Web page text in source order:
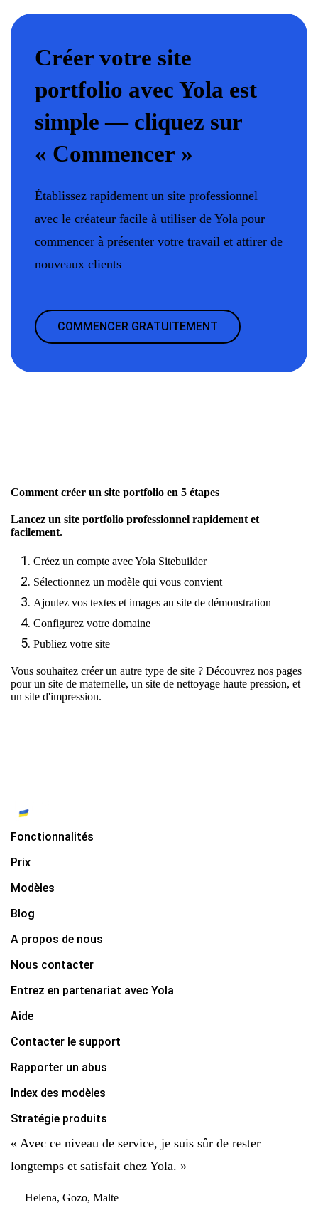
Créer votre site
portfolio avec Yola est
simple — cliquez sur
« Commencer »
Établissez rapidement un site professionnel
avec le créateur facile à utiliser de Yola pour
commencer à présenter votre travail et attirer de
nouveaux clients
COMMENCER GRATUITEMENT
Comment créer un site portfolio en 5 étapes
Lancez un site portfolio professionnel rapidement et
facilement.
Créez un compte avec Yola Sitebuilder
Sélectionnez un modèle qui vous convient
Ajoutez vos textes et images au site de démonstration
Configurez votre domaine
Publiez votre site
Vous souhaitez créer un autre type de site ? Découvrez nos pages
pourun site de maternelle, un site de nettoyage haute pression, et
un site d'impression.
Fonctionnalités
Prix
Modèles
Blog
A propos de nous
Nous contacter
Entrez en partenariat avec Yola
Aide
Contacter le support
Rapporter un abus
Index des modèles
Stratégie produits
« Avec ce niveau de service, je suis sûr de rester
longtemps et satisfait chez Yola. »
— Helena, Gozo, Malte